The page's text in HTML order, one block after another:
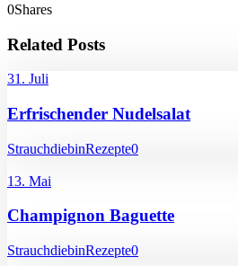
0Shares
Related Posts
31. Juli
Erfrischender Nudelsalat
StrauchdiebinRezepte0
13. Mai
Champignon Baguette
StrauchdiebinRezepte0